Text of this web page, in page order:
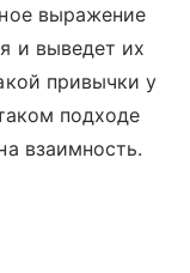
выражение
и выведет их
привычки у
подходе
взаимность.